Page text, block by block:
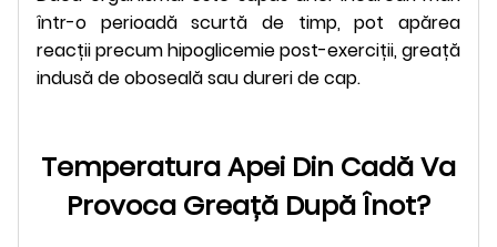
într-o perioadă scurtă de timp, pot apărea
reacții precum hipoglicemie post-exerciții, greață
indusă de oboseală sau dureri de cap.
Temperatura Apei Din Cadă Va
Provoca Greață După Înot?